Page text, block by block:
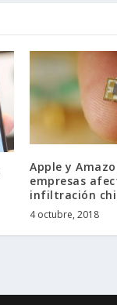
Apple y
empresas
infiltración
4 octubre, 2018